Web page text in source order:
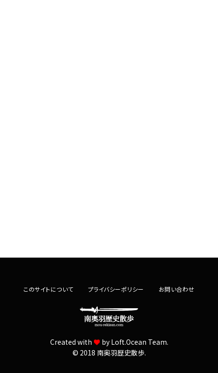
このサイトについて プライバシーポリシー お問い合わせ
Created with by Loft.Ocean Team.
© 2018 南奥羽歴史散歩.